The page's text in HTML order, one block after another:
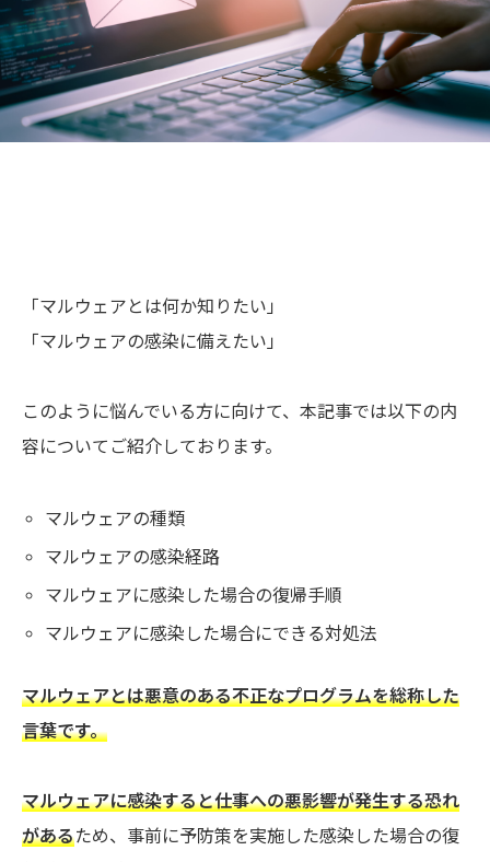
「マルウェアとは何か知りたい」
「マルウェアの感染に備えたい」
このように悩んでいる方に向けて、本記事では以下の内
容についてご紹介しております。
マルウェアの種類
マルウェアの感染経路
マルウェアに感染した場合の復帰手順
マルウェアに感染した場合にできる対処法
マルウェアとは悪意のある不正なプログラムを総称した
言葉です。
マルウェアに感染すると仕事への悪影響が発生する恐れ
があるため、事前に予防策を実施した感染した場合の復